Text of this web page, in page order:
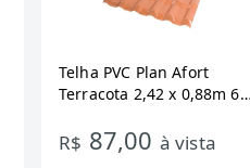
Telha PVC Plan Afort
Terracota 2,42 x 0,88m 6
R$ 87,00 à vista